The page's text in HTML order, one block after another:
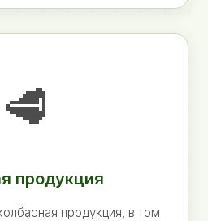
🥩
продукция
продукция, в том